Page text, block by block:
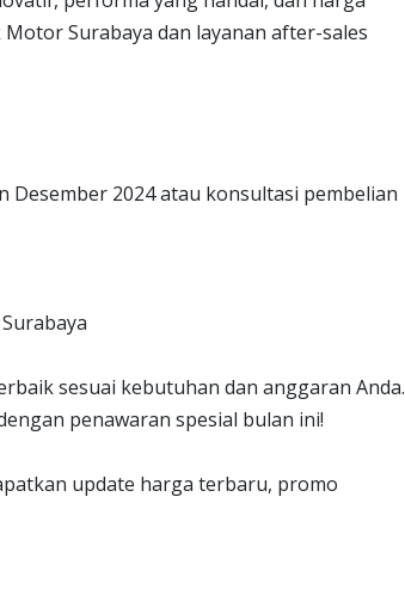
Surabaya dan layanan after-sales
2024 atau konsultasi pembelian
sesuai kebutuhan dan anggaran Anda.
penawaran spesial bulan ini!
update harga terbaru, promo